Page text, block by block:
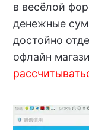
в весёлой
денежные
достойно
офлайн